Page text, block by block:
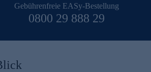
Gebührenfreie EASy-Bestellung
0800 29 888 29